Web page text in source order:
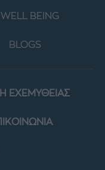
WELL BEING
BLOGS
ΕΧΕΜΥΘΕΙΑΣ